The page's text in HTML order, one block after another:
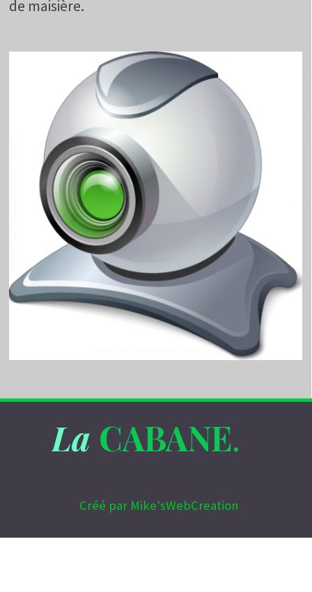
de maisière.
Créé par Mike'sWebCreation
La CABANE.